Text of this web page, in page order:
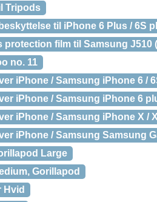
Tripods
til iPhone 6 Plus / 6S
protection film til Samsung J510
no. 11
iPhone / Samsung iPhone 6 /
iPhone / Samsung iPhone 6
iPhone / Samsung iPhone X /
iPhone / Samsung Samsung
Large
Gorillapod
Hvid